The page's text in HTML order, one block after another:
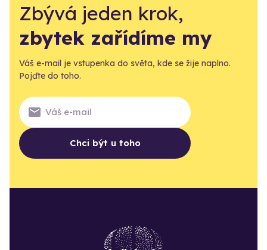
Zbývá jeden krok,
zbytek zařídíme my
Váš e-mail je vstupenka do světa, kde se žije naplno.
Pojďte do toho.
Chci být u toho